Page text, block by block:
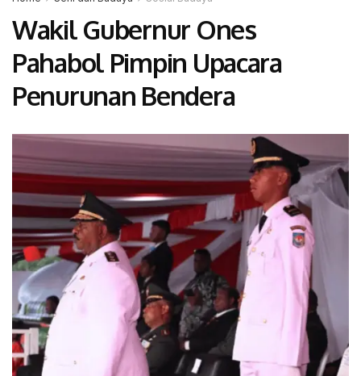
Wakil Gubernur Ones
Pahabol Pimpin Upacara
Penurunan Bendera